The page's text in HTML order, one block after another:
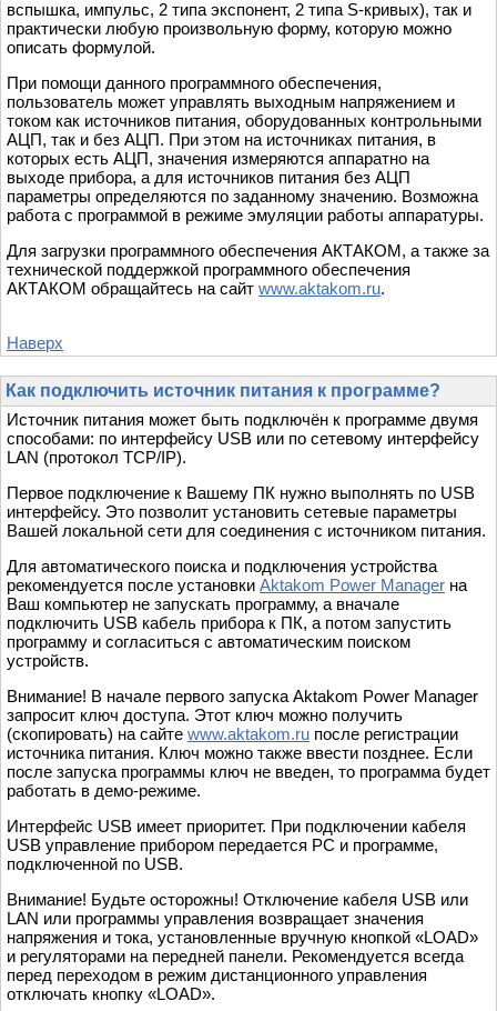
вспышка, импульс, 2 типа экспонент, 2 типа S-кривых), так и
практически любую произвольную форму, которую можно
описать формулой.
При помощи данного программного обеспечения,
пользователь может управлять выходным напряжением и
током как источников питания, оборудованных контрольными
АЦП, так и без АЦП. При этом на источниках питания, в
которых есть АЦП, значения измеряются аппаратно на
выходе прибора, а для источников питания без АЦП
параметры определяются по заданному значению. Возможна
работа с программой в режиме эмуляции работы аппаратуры.
Для загрузки программного обеспечения АКТАКОМ, а также за
технической поддержкой программного обеспечения
АКТАКОМ обращайтесь на сайт www.aktakom.ru.
Наверх
Как подключить источник питания к программе?
Источник питания может быть подключён к программе двумя
способами: по интерфейсу USB или по сетевому интерфейсу
LAN (протокол TCP/IP).
Первое подключение к Вашему ПК нужно выполнять по USB
интерфейсу. Это позволит установить сетевые параметры
Вашей локальной сети для соединения с источником питания.
Для автоматического поиска и подключения устройства
рекомендуется после установки Aktakom Power Manager на
Ваш компьютер не запускать программу, а вначале
подключить USB кабель прибора к ПК, а потом запустить
программу и согласиться с автоматическим поиском
устройств.
Внимание! В начале первого запуска Aktakom Power Manager
запросит ключ доступа. Этот ключ можно получить
(скопировать) на сайте www.aktakom.ru после регистрации
источника питания. Ключ можно также ввести позднее. Если
после запуска программы ключ не введен, то программа будет
работать в демо-режиме.
Интерфейс USB имеет приоритет. При подключении кабеля
USB управление прибором передается PC и программе,
подключенной по USB.
Внимание! Будьте осторожны! Отключение кабеля USB или
LAN или программы управления возвращает значения
напряжения и тока, установленные вручную кнопкой «LOAD»
и регуляторами на передней панели. Рекомендуется всегда
перед переходом в режим дистанционного управления
отключать кнопку «LOAD».